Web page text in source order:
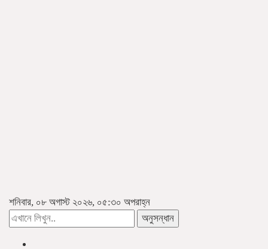
শনিবার, ০৮ অগাস্ট ২০২৬, ০৫:৩০ অপরাহ্ন
অনুসন্ধান